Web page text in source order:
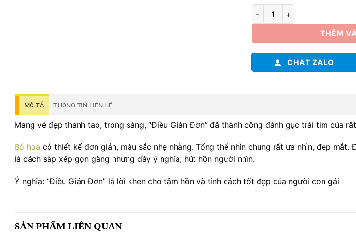
Điều giản đơn 3 số lượng
THÊM
CHAT ZALO
MÔ TẢ THÔNG TIN LIÊN HỆ
Mang vẻ đẹp thanh tao, trong sáng, “Điều Giản Đơn” đã thành công đánh gục trái tim của
Bó hoa có thiết kế đơn giản, màu sắc nhẹ nhàng. Tổng thể nhìn chung rất ưa nhìn, đẹp
là cách sắp xếp gọn gàng nhưng đầy ý nghĩa, hút hồn người nhìn.
Ý nghĩa: “Điều Giản Đơn” là lời khen cho tâm hồn và tính cách tốt đẹp của người con gái.
SẢN PHẨM LIÊN QUAN